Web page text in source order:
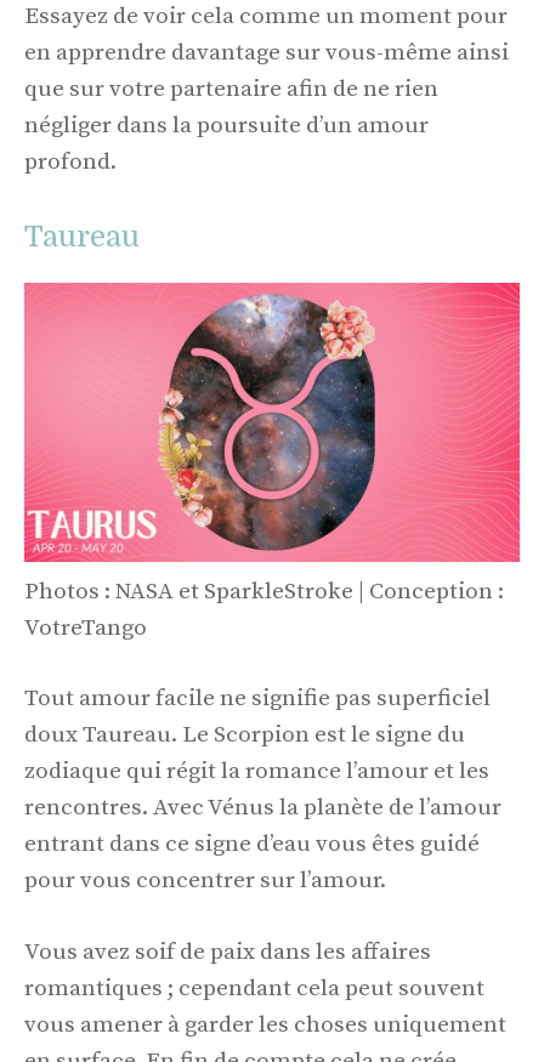
Essayez de voir cela comme un moment pour
en apprendre davantage sur vous-même ainsi
que sur votre partenaire afin de ne rien
négliger dans la poursuite d’un amour
profond.
Taureau
Photos : NASA et SparkleStroke | Conception :
VotreTango
Tout amour facile ne signifie pas superficiel
doux Taureau. Le Scorpion est le signe du
zodiaque qui régit la romance l’amour et les
rencontres. Avec Vénus la planète de l’amour
entrant dans ce signe d’eau vous êtes guidé
pour vous concentrer sur l’amour.
Vous avez soif de paix dans les affaires
romantiques ; cependant cela peut souvent
vous amener à garder les choses uniquement